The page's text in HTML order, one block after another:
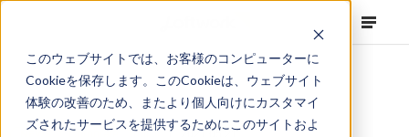
このウェブサイトでは、お客様のコンピューターに
Cookieを保存します。このCookieは、ウェブサイト
体験の改善のため、またより個人向けにカスタマイ
ズされたサービスを提供するためにこのサイトおよ
NEWS Corporate Topics 2021.05.21